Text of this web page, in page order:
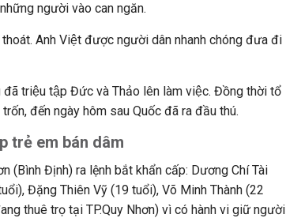
người vào can ngăn.
Anh Việt được người dân nhanh chóng đưa đi
đã triệu tập Đức và Thảo lên làm việc. Đồng thời tổ
đến ngày hôm sau Quốc đã ra đầu thú.
trẻ em bán dâm
(Bình Định) ra lệnh bắt khẩn cấp: Dương Chí Tài
Đặng Thiên Vỹ (19 tuổi), Võ Minh Thành (22
thuê trọ tại TP.Quy Nhơn) vì có hành vi giữ người